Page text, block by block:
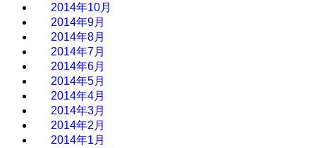
2014年10月
2014年9月
2014年8月
2014年7月
2014年6月
2014年5月
2014年4月
2014年3月
2014年2月
2014年1月